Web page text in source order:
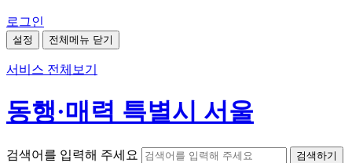
로그인
설정 전체메뉴 닫기
서비스 전체보기
동행·매력 특별시 서울
검색어를 입력해 주세요 검색하기